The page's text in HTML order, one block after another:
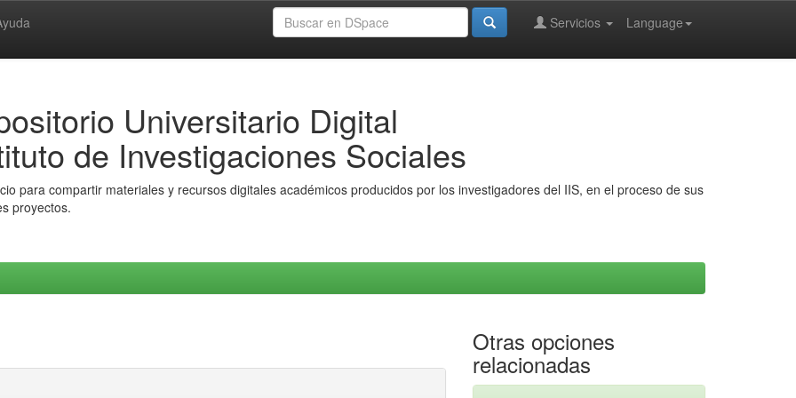
Language
Servicios
Universitario Digital
de Investigaciones Sociales
para compartir materiales y recursos digitales académicos producidos por los investigadores del IIS, en el proceso de sus
proyectos.
Otras opciones
relacionadas